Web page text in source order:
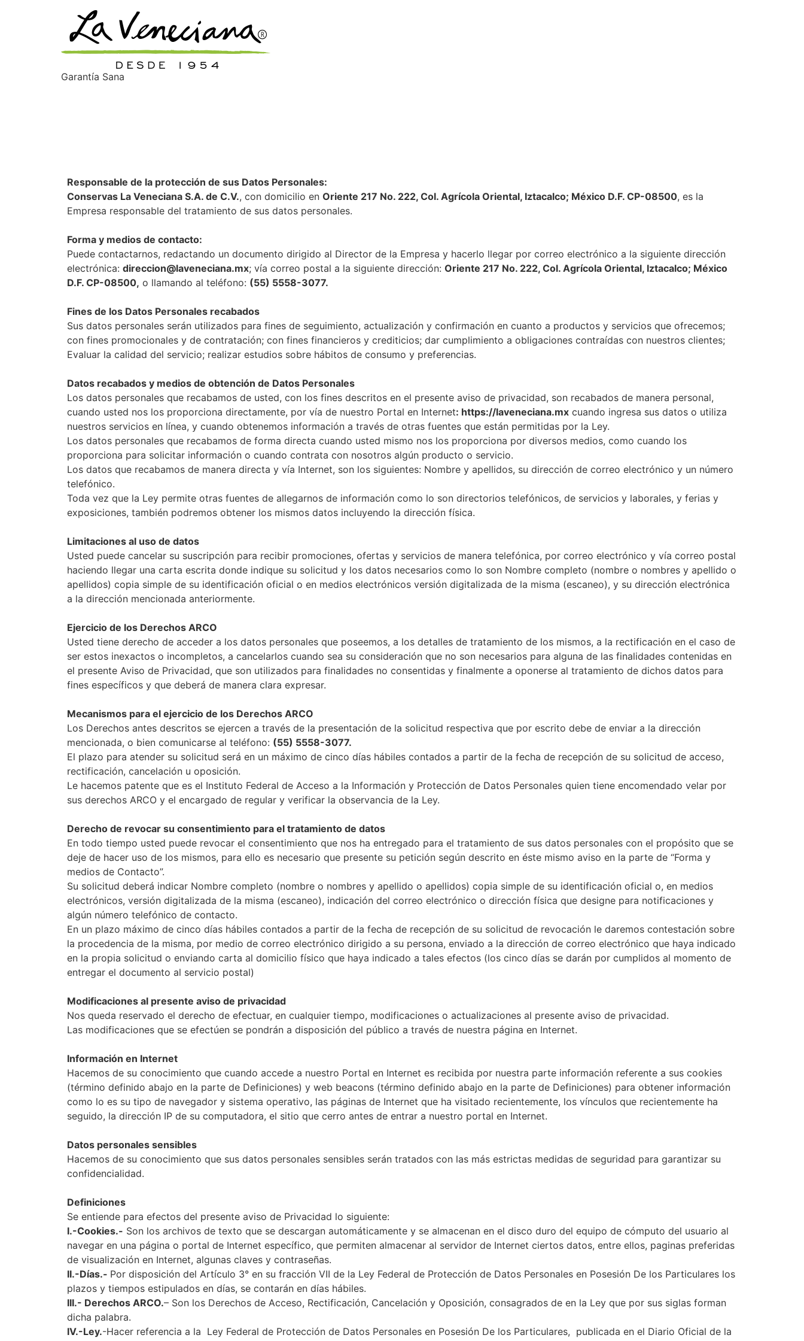
Garantía Sana
Responsable de la protección de sus Datos Personales:
Conservas La Veneciana S.A. de C.V., con domicilio en Oriente 217 No. 222, Col. Agrícola Oriental, Iztacalco; México D.F. CP-08500, es la
Empresa responsable del tratamiento de sus datos personales.
Forma y medios de contacto:
Puede contactarnos, redactando un documento dirigido al Director de la Empresa y hacerlo llegar por correo electrónico a la siguiente dirección
electrónica: direccion@laveneciana.mx; vía correo postal a la siguiente dirección: Oriente 217 No. 222, Col. Agrícola Oriental, Iztacalco; México
D.F. CP-08500, o llamando al teléfono: (55) 5558-3077.
Fines de los Datos Personales recabados
Sus datos personales serán utilizados para fines de seguimiento, actualización y confirmación en cuanto a productos y servicios que ofrecemos;
con fines promocionales y de contratación; con fines financieros y crediticios; dar cumplimiento a obligaciones contraídas con nuestros clientes;
Evaluar la calidad del servicio; realizar estudios sobre hábitos de consumo y preferencias.
Datos recabados y medios de obtención de Datos Personales
Los datos personales que recabamos de usted, con los fines descritos en el presente aviso de privacidad, son recabados de manera personal,
cuando usted nos los proporciona directamente, por vía de nuestro Portal en Internet: https://laveneciana.mx cuando ingresa sus datos o utiliza
nuestros servicios en línea, y cuando obtenemos información a través de otras fuentes que están permitidas por la Ley.
Los datos personales que recabamos de forma directa cuando usted mismo nos los proporciona por diversos medios, como cuando los
proporciona para solicitar información o cuando contrata con nosotros algún producto o servicio.
Los datos que recabamos de manera directa y vía Internet, son los siguientes: Nombre y apellidos, su dirección de correo electrónico y un número
telefónico.
Toda vez que la Ley permite otras fuentes de allegarnos de información como lo son directorios telefónicos, de servicios y laborales, y ferias y
exposiciones, también podremos obtener los mismos datos incluyendo la dirección física.
Limitaciones al uso de datos
Usted puede cancelar su suscripción para recibir promociones, ofertas y servicios de manera telefónica, por correo electrónico y vía correo postal
haciendo llegar una carta escrita donde indique su solicitud y los datos necesarios como lo son Nombre completo (nombre o nombres y apellido o
apellidos) copia simple de su identificación oficial o en medios electrónicos versión digitalizada de la misma (escaneo), y su dirección electrónica
a la dirección mencionada anteriormente.
Ejercicio de los Derechos ARCO
Usted tiene derecho de acceder a los datos personales que poseemos, a los detalles de tratamiento de los mismos, a la rectificación en el caso de
ser estos inexactos o incompletos, a cancelarlos cuando sea su consideración que no son necesarios para alguna de las finalidades contenidas en
el presente Aviso de Privacidad, que son utilizados para finalidades no consentidas y finalmente a oponerse al tratamiento de dichos datos para
fines específicos y que deberá de manera clara expresar.
Mecanismos para el ejercicio de los Derechos ARCO
Los Derechos antes descritos se ejercen a través de la presentación de la solicitud respectiva que por escrito debe de enviar a la dirección
mencionada, o bien comunicarse al teléfono: (55) 5558-3077.
El plazo para atender su solicitud será en un máximo de cinco días hábiles contados a partir de la fecha de recepción de su solicitud de acceso,
rectificación, cancelación u oposición.
Le hacemos patente que es el Instituto Federal de Acceso a la Información y Protección de Datos Personales quien tiene encomendado velar por
sus derechos ARCO y el encargado de regular y verificar la observancia de la Ley.
Derecho de revocar su consentimiento para el tratamiento de datos
En todo tiempo usted puede revocar el consentimiento que nos ha entregado para el tratamiento de sus datos personales con el propósito que se
deje de hacer uso de los mismos, para ello es necesario que presente su petición según descrito en éste mismo aviso en la parte de “Forma y
medios de Contacto”.
Su solicitud deberá indicar Nombre completo (nombre o nombres y apellido o apellidos) copia simple de su identificación oficial o, en medios
electrónicos, versión digitalizada de la misma (escaneo), indicación del correo electrónico o dirección física que designe para notificaciones y
algún número telefónico de contacto.
En un plazo máximo de cinco días hábiles contados a partir de la fecha de recepción de su solicitud de revocación le daremos contestación sobre
la procedencia de la misma, por medio de correo electrónico dirigido a su persona, enviado a la dirección de correo electrónico que haya indicado
en la propia solicitud o enviando carta al domicilio físico que haya indicado a tales efectos (los cinco días se darán por cumplidos al momento de
entregar el documento al servicio postal)
Modificaciones al presente aviso de privacidad
Nos queda reservado el derecho de efectuar, en cualquier tiempo, modificaciones o actualizaciones al presente aviso de privacidad.
Las modificaciones que se efectúen se pondrán a disposición del público a través de nuestra página en Internet.
Información en Internet
Hacemos de su conocimiento que cuando accede a nuestro Portal en Internet es recibida por nuestra parte información referente a sus cookies
(término definido abajo en la parte de Definiciones) y web beacons (término definido abajo en la parte de Definiciones) para obtener información
como lo es su tipo de navegador y sistema operativo, las páginas de Internet que ha visitado recientemente, los vínculos que recientemente ha
seguido, la dirección IP de su computadora, el sitio que cerro antes de entrar a nuestro portal en Internet.
Datos personales sensibles
Hacemos de su conocimiento que sus datos personales sensibles serán tratados con las más estrictas medidas de seguridad para garantizar su
confidencialidad.
Definiciones
Se entiende para efectos del presente aviso de Privacidad lo siguiente:
I.-Cookies.- Son los archivos de texto que se descargan automáticamente y se almacenan en el disco duro del equipo de cómputo del usuario al
navegar en una página o portal de Internet específico, que permiten almacenar al servidor de Internet ciertos datos, entre ellos, paginas preferidas
de visualización en Internet, algunas claves y contraseñas.
II.-Días.- Por disposición del Artículo 3° en su fracción VII de la Ley Federal de Protección de Datos Personales en Posesión De los Particulares los
plazos y tiempos estipulados en días, se contarán en días hábiles.
III.- Derechos ARCO.– Son los Derechos de Acceso, Rectificación, Cancelación y Oposición, consagrados de en la Ley que por sus siglas forman
dicha palabra.
IV.-Ley.-Hacer referencia a la Ley Federal de Protección de Datos Personales en Posesión De los Particulares, publicada en el Diario Oficial de la